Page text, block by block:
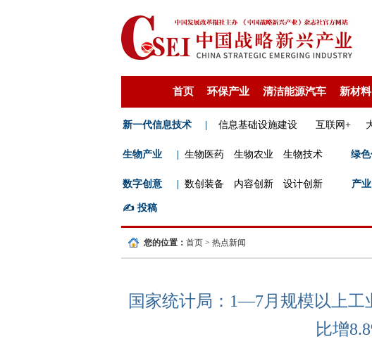
首页 环保产业 清洁能源汽车 新材料
新一代信息技术 信息基础设施建设 互联网+
生物产业 生物医药 生物农业 生物技术 绿
数字创意 数创装备 内容创新 设计创新 产
✍️ 投稿
您的位置： 首页 > 热点新闻
国家统计局：1—7月规模以上工
比增